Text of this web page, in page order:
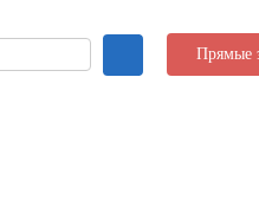
Прямые